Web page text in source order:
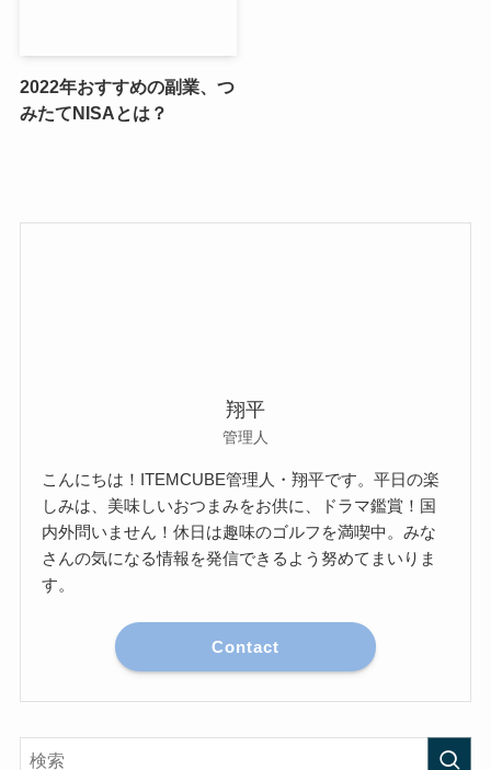
2022年おすすめの副業、つ
みたてNISAとは？
翔平
管理人
こんにちは！ITEMCUBE管理人・翔平です。平日の楽
しみは、美味しいおつまみをお供に、ドラマ鑑賞！国
内外問いません！休日は趣味のゴルフを満喫中。みな
さんの気になる情報を発信できるよう努めてまいりま
す。
Contact